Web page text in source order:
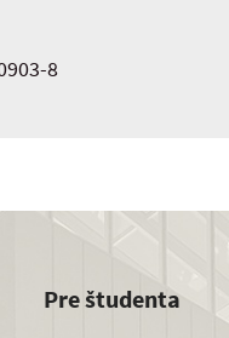
8
Pre študenta